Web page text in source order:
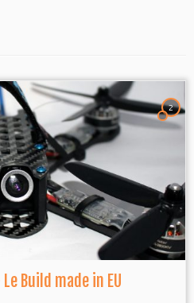
2
Le Build made in EU